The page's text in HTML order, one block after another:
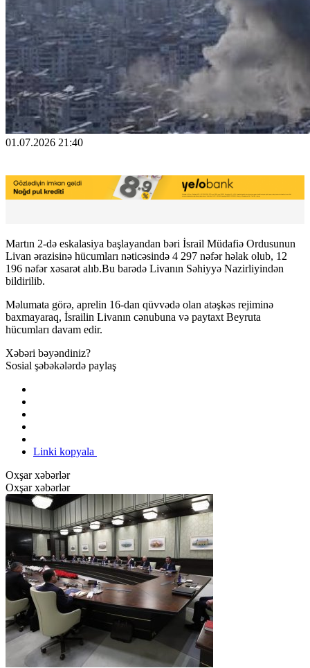
01.07.2026 21:40
Martın 2-də eskalasiya başlayandan bəri İsrail Müdafiə Ordusunun
Livan ərazisinə hücumları nəticəsində 4 297 nəfər həlak olub, 12
196 nəfər xəsarət alıb.Bu barədə Livanın Səhiyyə Nazirliyindən
bildirilib.
Məlumata görə, aprelin 16-dan qüvvədə olan atəşkəs rejiminə
baxmayaraq, İsrailin Livanın cənubuna və paytaxt Beyruta
hücumları davam edir.
Xəbəri bəyəndiniz?
Sosial şəbəkələrdə paylaş
Linki kopyala
Oxşar xəbərlər
Oxşar xəbərlər